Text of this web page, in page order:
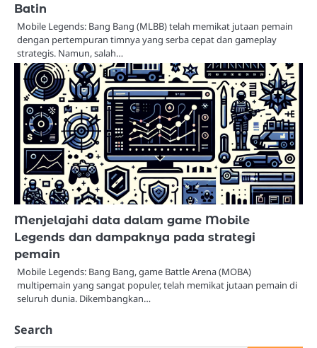
Batin
Mobile Legends: Bang Bang (MLBB) telah memikat jutaan pemain
dengan pertempuran timnya yang serba cepat dan gameplay
strategis. Namun, salah…
Menjelajahi data dalam game Mobile
Legends dan dampaknya pada strategi
pemain
Mobile Legends: Bang Bang, game Battle Arena (MOBA)
multipemain yang sangat populer, telah memikat jutaan pemain di
seluruh dunia. Dikembangkan…
Search